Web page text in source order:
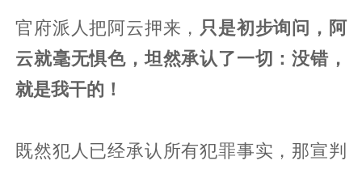
官府派人把阿云押来， 只是初步询问，阿
云就毫无惧色，坦然承认了一切：没错，
就是我干的！
既然犯人已经承认所有犯罪事实，那宣判